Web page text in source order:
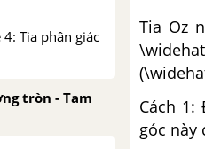
Tia phân giác
tròn - Tam
Tia Oz
Cách
góc này